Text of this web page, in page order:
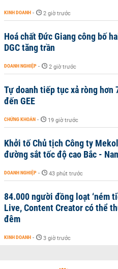
KINH DOANH - 2 giờ trước
Hoá chất Đức Giang công bố
DGC tăng trần
DOANH NGHIỆP - 2 giờ trước
Tự doanh tiếp tục xả ròng
đến GEE
CHỨNG KHOÁN - 19 giờ trước
Khởi tố Chủ tịch Công ty
đường sắt tốc độ cao Bắc -
DOANH NGHIỆP - 43 phút trước
84.000 người đồng loạt ‘ném
Live, Content Creator có thể
đêm
KINH DOANH - 3 giờ trước